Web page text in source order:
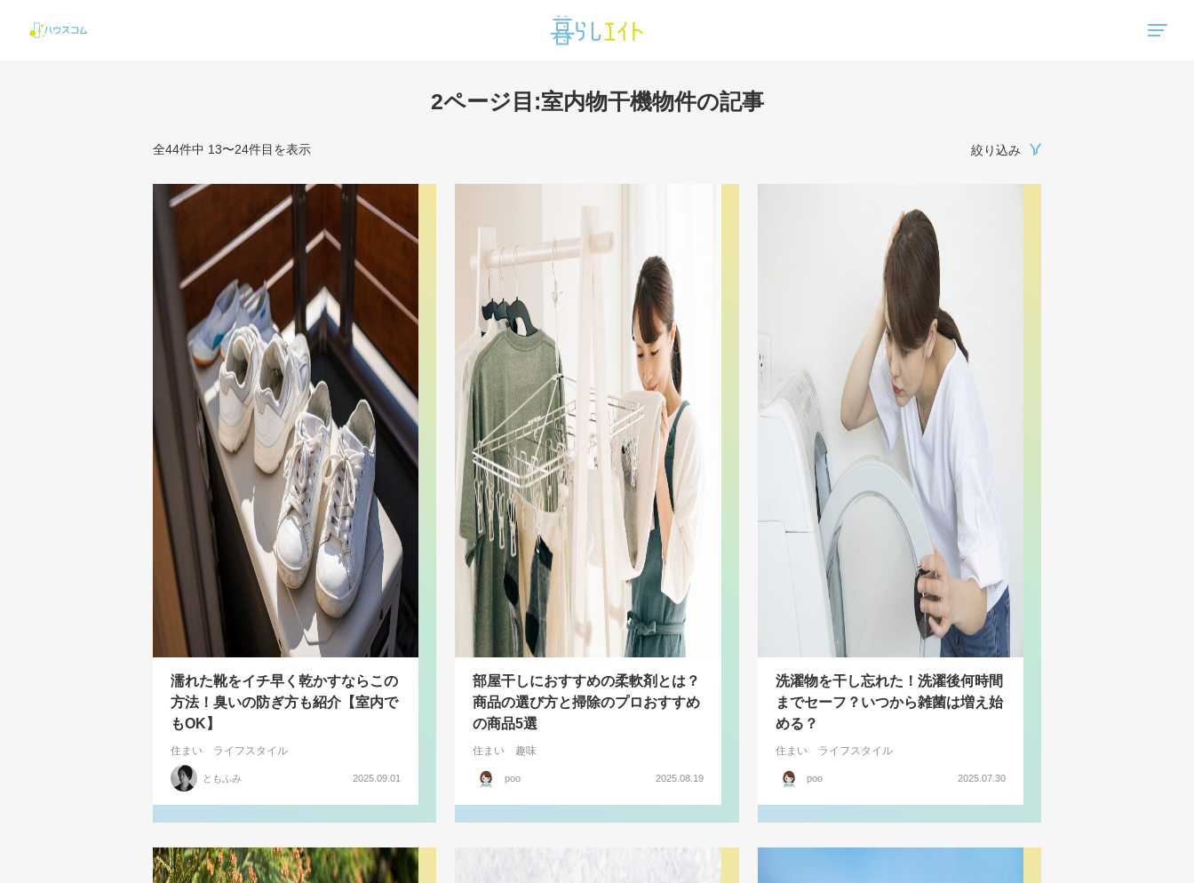
2ページ目:室内物干機物件の記事
全44件中 13〜24件目を表示 絞り込み
濡れた靴をイチ早く乾かすならこの
方法！臭いの防ぎ方も紹介【室内で
もOK】
住まい ライフスタイル
ともふみ 2025.09.01
部屋干しにおすすめの柔軟剤とは？
商品の選び方と掃除のプロおすすめ
の商品5選
住まい 趣味
poo 2025.08.19
洗濯物を干し忘れた！洗濯後何時間
までセーフ？いつから雑菌は増え始
める？
住まい ライフスタイル
poo 2025.07.30